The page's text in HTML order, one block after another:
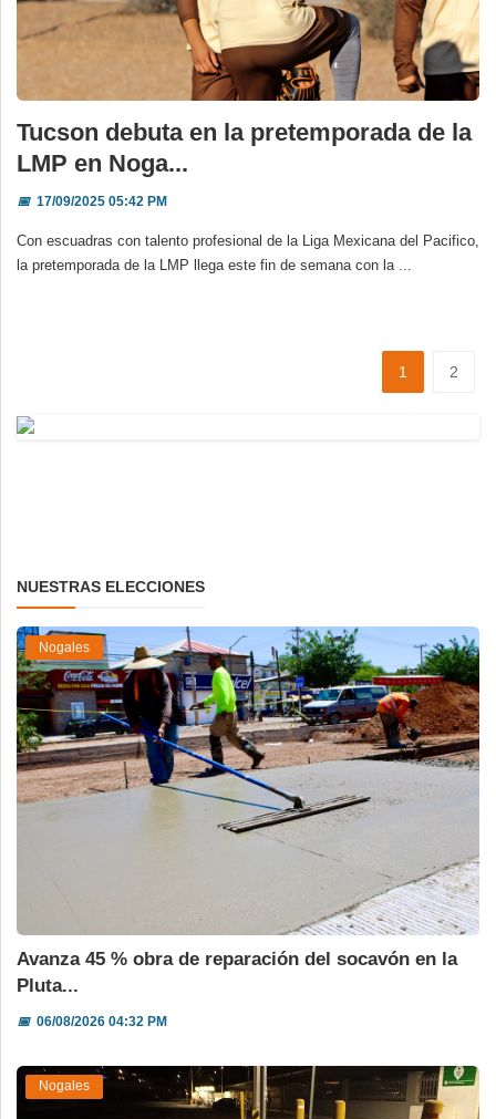
Tucson debuta en la pretemporada de la
LMP en Noga...
📅17/09/2025 05:42 PM
Con escuadras con talento profesional de la Liga Mexicana del Pacifico,
la pretemporada de la LMP llega este fin de semana con la ...
1 2
NUESTRAS ELECCIONES
Nogales
Avanza 45 % obra de reparación del socavón en la
Pluta...
📅06/08/2026 04:32 PM
Nogales